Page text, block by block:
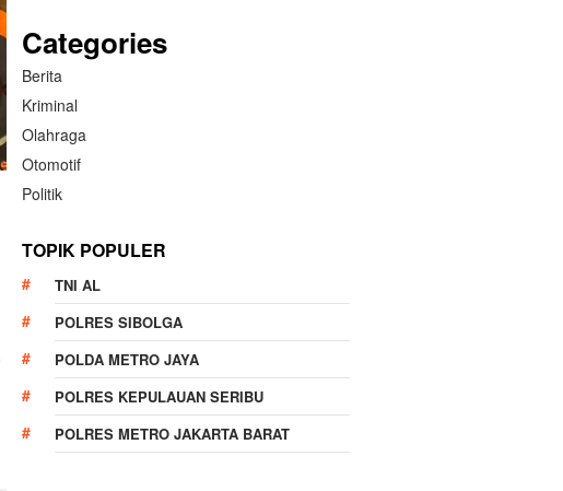
Categories
Berita
Kriminal
Olahraga
Otomotif
Politik
TOPIK POPULER
TNI AL
POLRES SIBOLGA
POLDA METRO JAYA
POLRES KEPULAUAN SERIBU
POLRES METRO JAKARTA BARAT